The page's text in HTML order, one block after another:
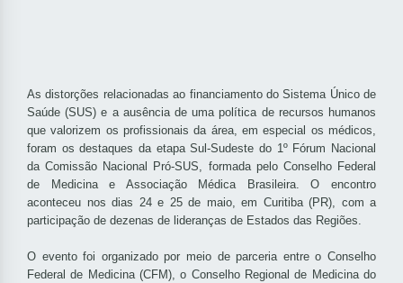
As distorções relacionadas ao financiamento do Sistema Único de
Saúde (SUS) e a ausência de uma política de recursos humanos
que valorizem os profissionais da área, em especial os médicos,
foram os destaques da etapa Sul-Sudeste do 1º Fórum Nacional
da Comissão Nacional Pró-SUS, formada pelo Conselho Federal
de Medicina e Associação Médica Brasileira. O encontro
aconteceu nos dias 24 e 25 de maio, em Curitiba (PR), com a
participação de dezenas de lideranças de Estados das Regiões.
O evento foi organizado por meio de parceria entre o Conselho
Federal de Medicina (CFM), o Conselho Regional de Medicina do